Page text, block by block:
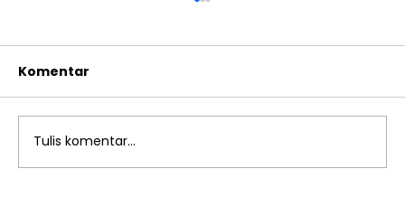
Komentar
Tulis komentar...